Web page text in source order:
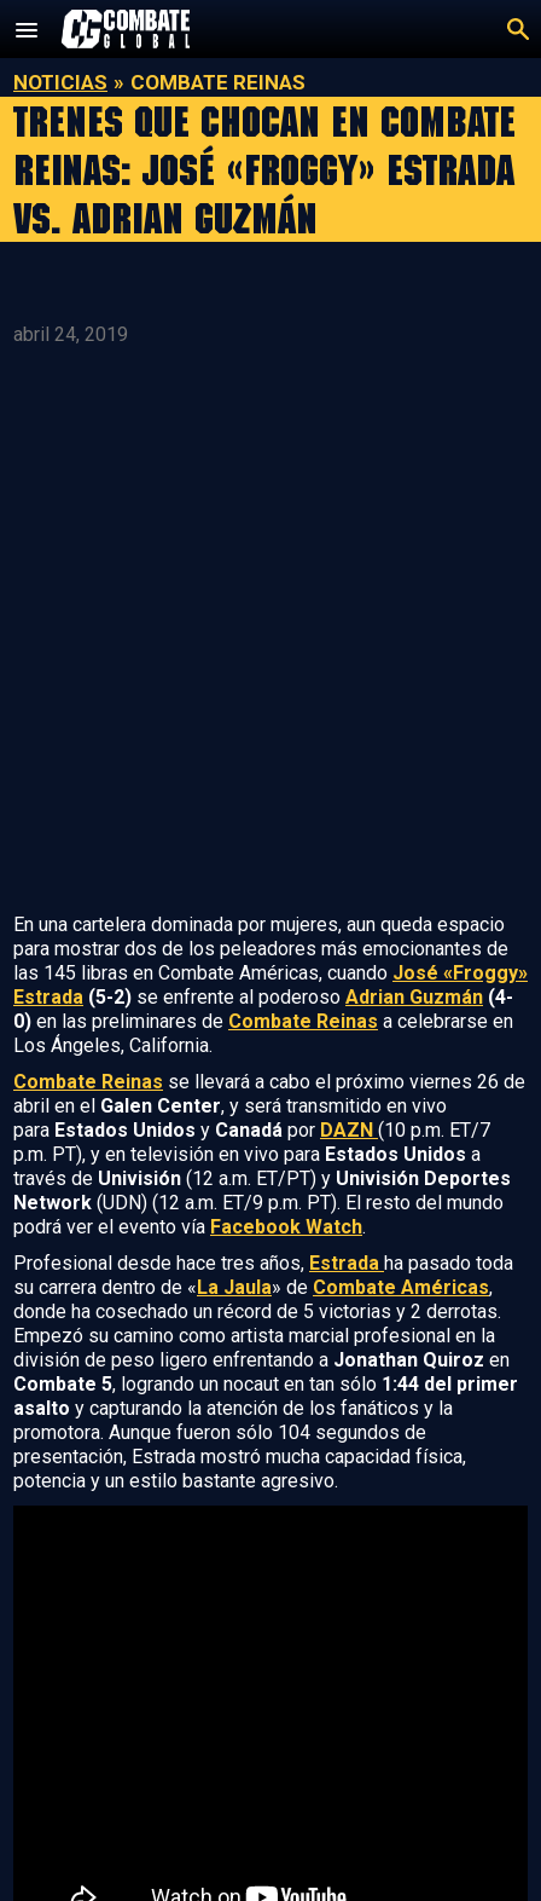
contenido
NOTICIAS » COMBATE REINAS
Trenes que chocan en Combate
Reinas: José «Froggy» Estrada
vs. Adrian Guzmán
abril 24, 2019
En una cartelera dominada por mujeres, aun queda espacio
para mostrar dos de los peleadores más emocionantes de
las 145 libras en Combate Américas, cuando José «Froggy»
Estrada (5-2) se enfrente al poderoso Adrian Guzmán (4-
0) en las preliminares de Combate Reinas a celebrarse en
Los Ángeles, California.
Combate Reinas se llevará a cabo el próximo viernes 26 de
abril en el Galen Center, y será transmitido en vivo
para Estados Unidos y Canadá por DAZN (10 p.m. ET/7
p.m. PT), y en televisión en vivo para Estados Unidos a
través de Univisión (12 a.m. ET/PT) y Univisión Deportes
Network (UDN) (12 a.m. ET/9 p.m. PT). El resto del mundo
podrá ver el evento vía Facebook Watch.
Profesional desde hace tres años, Estrada ha pasado toda
su carrera dentro de «La Jaula» de Combate Américas,
donde ha cosechado un récord de 5 victorias y 2 derrotas.
Empezó su camino como artista marcial profesional en la
división de peso ligero enfrentando a Jonathan Quiroz en
Combate 5, logrando un nocaut en tan sólo 1:44 del primer
asalto y capturando la atención de los fanáticos y la
promotora. Aunque fueron sólo 104 segundos de
presentación, Estrada mostró mucha capacidad física,
potencia y un estilo bastante agresivo.